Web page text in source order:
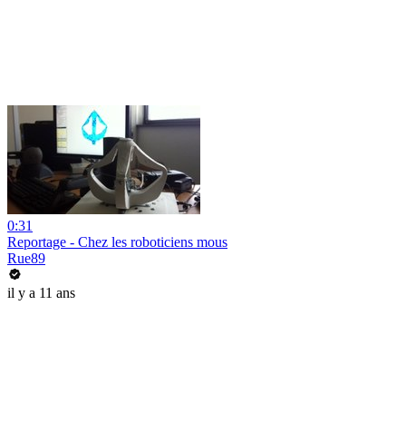
0:31
Reportage - Chez les roboticiens mous
Rue89
il y a 11 ans